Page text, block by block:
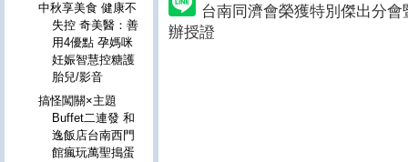
台南同濟會榮獲特別傑出分
辦授證
中秋享美食 健康不
失控 奇美醫：善
用4優點 孕媽咪
妊娠智慧控糖護
胎兒/影音
搞怪闖關×主題
Buffet二連發 和
逸飯店台南西門
館瘋玩萬聖搗蛋